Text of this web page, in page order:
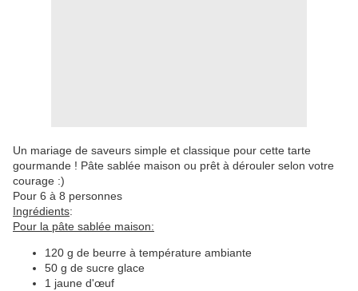
Un mariage de saveurs simple et classique pour cette tarte
gourmande ! Pâte sablée maison ou prêt à dérouler selon votre
courage :)
Pour 6 à 8 personnes
Ingrédients:
Pour la pâte sablée maison:
120 g de beurre à température ambiante
50 g de sucre glace
1 jaune d'œuf